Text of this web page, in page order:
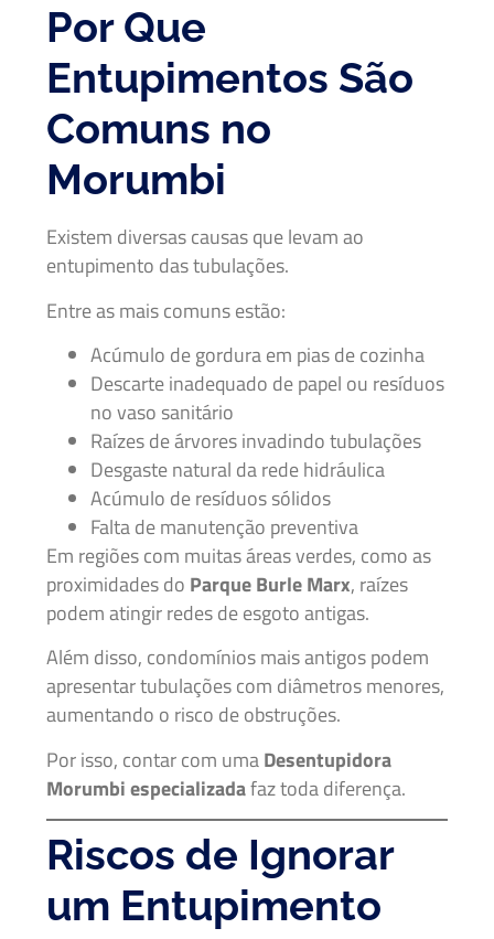
Por Que
Entupimentos São
Comuns no
Morumbi
Existem diversas causas que levam ao
entupimento das tubulações.
Entre as mais comuns estão:
Acúmulo de gordura em pias de cozinha
Descarte inadequado de papel ou resíduos
no vaso sanitário
Raízes de árvores invadindo tubulações
Desgaste natural da rede hidráulica
Acúmulo de resíduos sólidos
Falta de manutenção preventiva
Em regiões com muitas áreas verdes, como as
proximidades do Parque Burle Marx, raízes
podem atingir redes de esgoto antigas.
Além disso, condomínios mais antigos podem
apresentar tubulações com diâmetros menores,
aumentando o risco de obstruções.
Por isso, contar com umaDesentupidora
Morumbi especializadafaz toda diferença.
Riscos de Ignorar
um Entupimento